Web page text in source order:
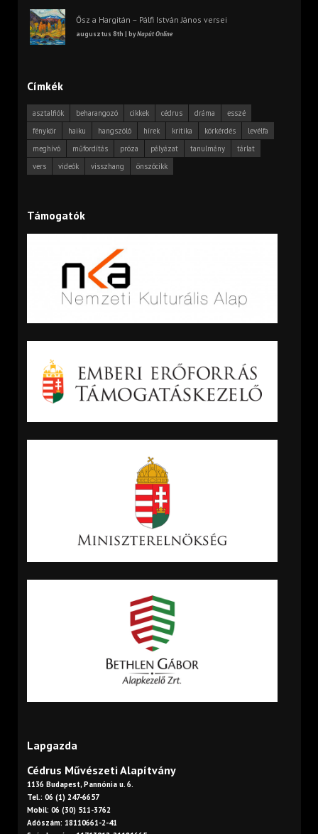
Ősz a Hargitán – Pálfi István János versei
augusztus 8th | byNapút Online
Címkék
asztalfiók beharangozó cikkek cédrus dráma
esszé
fénykör
haiku hangszóló hírek kritika körkérdés
levélfa
meghívó
műfordítás próza pályázat tanulmány
tárlat
vers
videók visszhang önszócikk
Támogatók
Lapgazda
Cédrus Művészeti Alapítvány
1136 Budapest, Pannónia u. 6.
Tel.: 06 (1) 247-6657
Mobil: 06 (30) 511-3762
Adószám: 18110661-2-41